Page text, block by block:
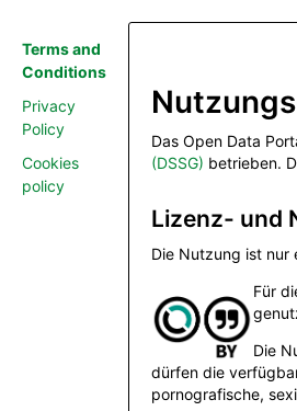
Terms and
Conditions
Privacy
Policy
Cookies
policy
Das Open Data
(DSSG) betrieben.
Lizenz- und
Die Nutzung ist nur
Für
Die
dürfen die
pornografische,